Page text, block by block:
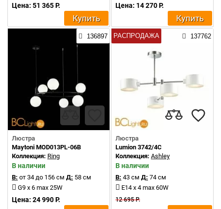
Цена: 51 365 Р.
Купить
Цена: 14 270 Р.
Купить
136897
Люстра
Maytoni MOD013PL-06B
Коллекция: Ring
В наличии
В: от 34 до 156 см Д: 58 см
G9 x 6 max 25W
Цена: 24 990 Р.
РАСПРОДАЖА 137762
Люстра
Lumion 3742/4C
Коллекция: Ashley
В наличии
В: 43 см Д: 74 см
E14 x 4 max 60W
12 695 Р.